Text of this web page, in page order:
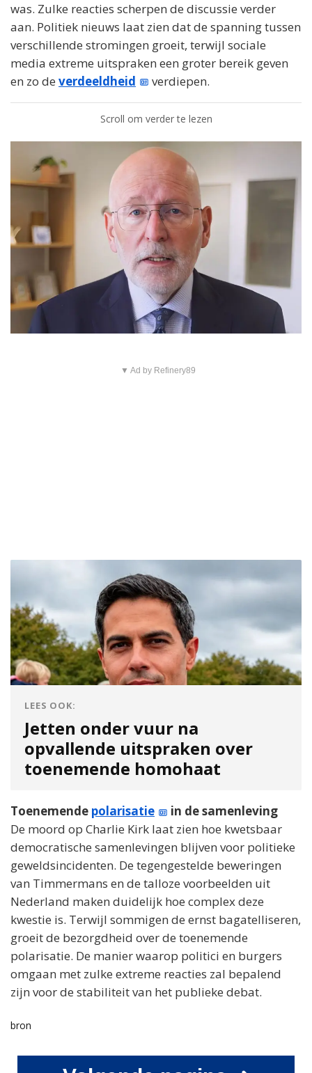
was. Zulke reacties scherpen de discussie verder
aan. Politiek nieuws laat zien dat de spanning tussen
verschillende stromingen groeit, terwijl sociale
media extreme uitspraken een groter bereik geven
en zo de verdeeldheid verdiepen.
Scroll om verder te lezen
▼ Ad by Refinery89
LEES OOK:
Jetten onder vuur na
opvallende uitspraken over
toenemende homohaat
Toenemende polarisatie
in de samenleving
De moord op Charlie Kirk laat zien hoe kwetsbaar
democratische samenlevingen blijven voor politieke
geweldsincidenten. De tegengestelde beweringen
van Timmermans en de talloze voorbeelden uit
Nederland maken duidelijk hoe complex deze
kwestie is. Terwijl sommigen de ernst bagatelliseren,
groeit de bezorgdheid over de toenemende
polarisatie. De manier waarop politici en burgers
omgaan met zulke extreme reacties zal bepalend
zijn voor de stabiliteit van het publieke debat.
bron